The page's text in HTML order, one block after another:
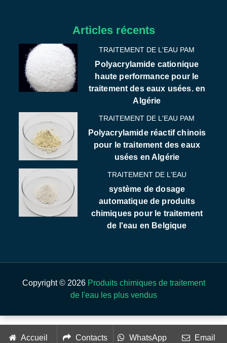
Articles récents
TRAITEMENT DE L'EAU PAM
Polyacrylamide cationique
haute performance pour le
traitement des eaux usées. en
Algérie
TRAITEMENT DE L'EAU PAM
Polyacrylamide réactif chinois
pour le traitement des eaux
usées en Algérie
TRAITEMENT DE L'EAU
système de dosage
automatique de produits
chimiques pour le traitement
de l'eau en Belgique
Copyright © 2026 Produits chimiques de traitement
de l'eau les plus vendus
Accueil Contacts WhatsApp Email